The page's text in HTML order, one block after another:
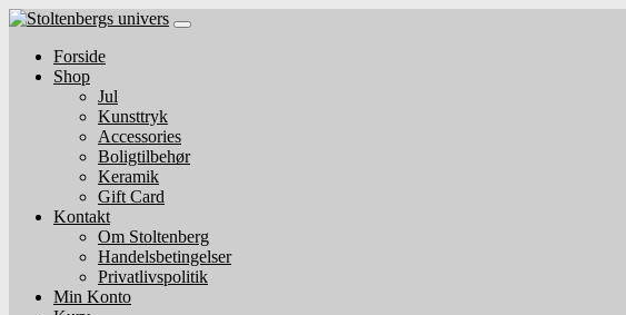
Skip
contentForside
Shop
Jul
Kunsttryk
Accessories
Boligtilbehør
Keramik
Gift Card
Kontakt
Om Stoltenberg
Handelsbetingelser
Privatlivspolitik
Min Konto